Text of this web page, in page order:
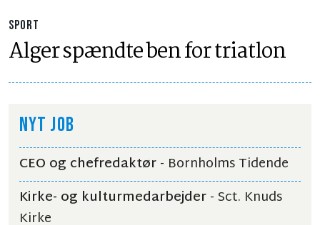
SPORT
Alger spændte ben for triatlon
NYT JOB
CEO og chefredaktør- Bornholms Tidende
Kirke- og kulturmedarbejder- Sct. Knuds
Kirke